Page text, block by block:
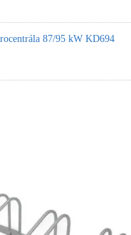
87/95 kW KD694